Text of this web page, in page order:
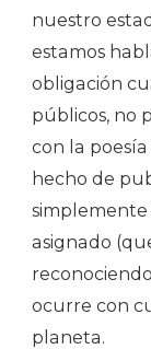
nuestro
estamos
obligación
públicos, no
con la
hecho de
asignado
ocurre con
planeta.